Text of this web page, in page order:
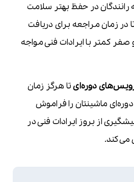
در حفظ بهتر سلامت
در زمان مراجعه برای دریافت
صفر کمتر با ایرادات فنی مواجه
دوره‌ایتا هرگز زمان
ماشینتان را فراموش
از بروز ایرادات فنی در
می‌کند.